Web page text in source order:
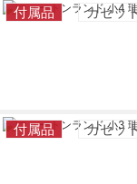
付属品 カセッ
付属品 カセッ